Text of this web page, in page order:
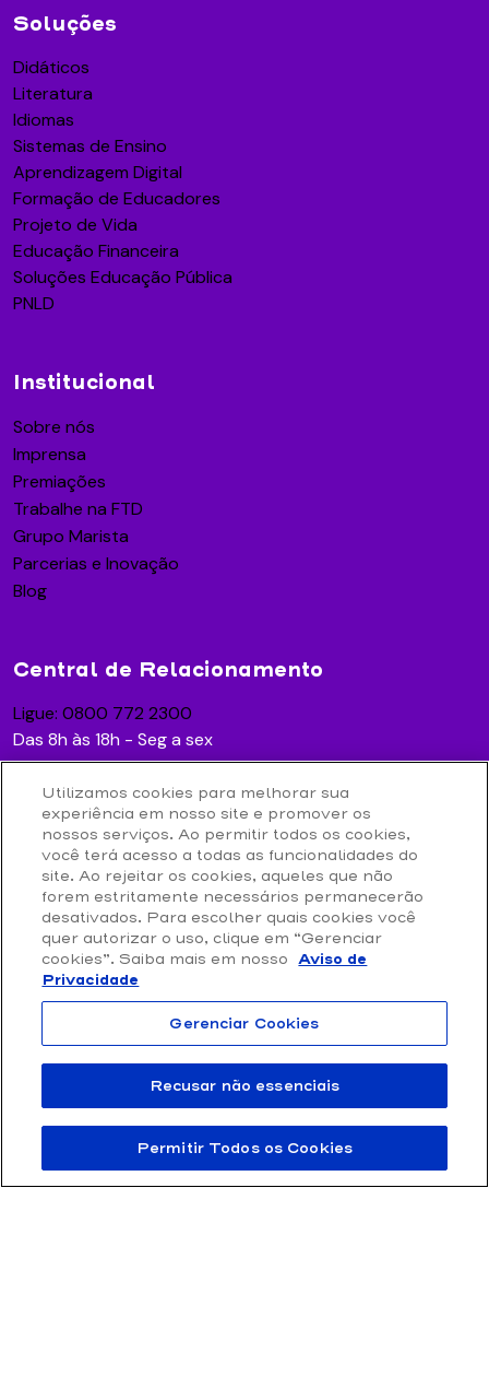
Soluções
Didáticos
Literatura
Idiomas
Sistemas de Ensino
Aprendizagem Digital
Formação de Educadores
Projeto de Vida
Educação Financeira
Soluções Educação Pública
PNLD
Institucional
Sobre nós
Imprensa
Premiações
Trabalhe na FTD
Grupo Marista
Parcerias e Inovação
Blog
Central de Relacionamento
Ligue: 0800 772 2300
Das 8h às 18h - Seg a sex
Acesse
Contato
Loja Online
Privacidade e Proteção de Dados
Termos de Uso
Utilizamos cookies para melhorar sua
experiência em nosso site e promover os
nossos serviços. Ao permitir todos os cookies,
você terá acesso a todas as funcionalidades do
site. Ao rejeitar os cookies, aqueles que não
forem estritamente necessários permanecerão
desativados. Para escolher quais cookies você
quer autorizar o uso, clique em “Gerenciar
cookies”. Saiba mais em nosso
Aviso de
Privacidade
Gerenciar Cookies
Recusar não essenciais
Permitir Todos os Cookies